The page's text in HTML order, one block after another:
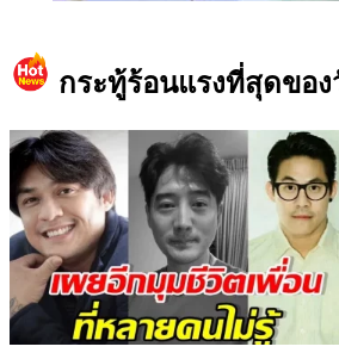
กระทู้ร้อนแรงที่สุดขอ